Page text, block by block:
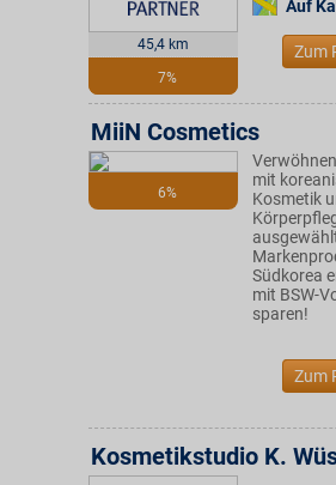
45,4 km
7%
Auf
Zum
6%
MiiN Cosmetics
mit
Kosmetik
Südkorea
mit BSW-
sparen!
Zum
Kosmetikstudio K.